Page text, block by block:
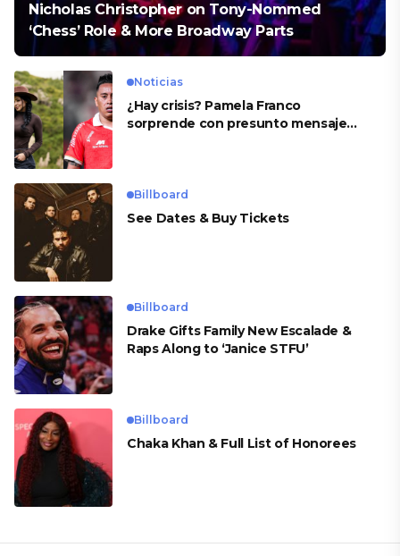
Nicholas Christopher on Tony-Nommed
‘Chess’ Role & More Broadway Parts
Noticias
¿Hay crisis? Pamela Franco
sorprende con presunto mensaje
Billboard
See Dates & Buy Tickets
Billboard
Drake Gifts Family New Escalade &
Raps Along to ‘Janice STFU’
Billboard
Chaka Khan & Full List of Honorees